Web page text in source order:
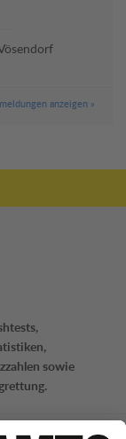
anzeigen »
sowie